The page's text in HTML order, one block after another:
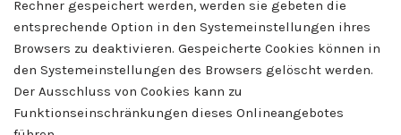
Rechner gespeichert werden, werden sie gebeten die
entsprechende Option in den Systemeinstellungen ihres
Browsers zu deaktivieren. Gespeicherte Cookies können in
den Systemeinstellungen des Browsers gelöscht werden.
Der Ausschluss von Cookies kann zu
Funktionseinschränkungen dieses Onlineangebotes